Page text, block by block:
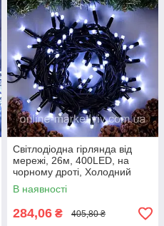
Світлодіодна гірлянда від
мережі, 26м, 400LED, на
чорному дроті, Холодний
білий / Новорічна гірлянда на
ялинку
В наявності
284,06 ₴ 405,80 ₴